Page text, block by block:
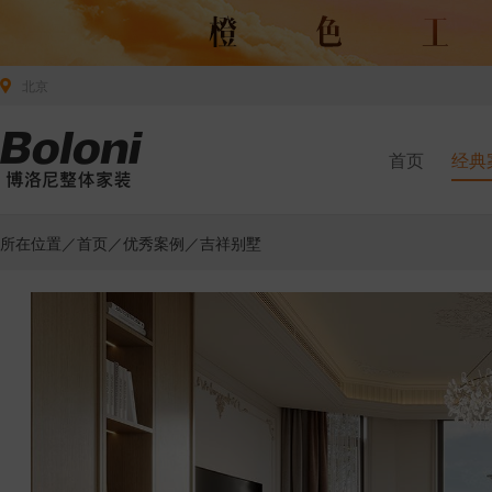
首页 经典
所在位置／首页 ／优秀案例 ／吉祥别墅